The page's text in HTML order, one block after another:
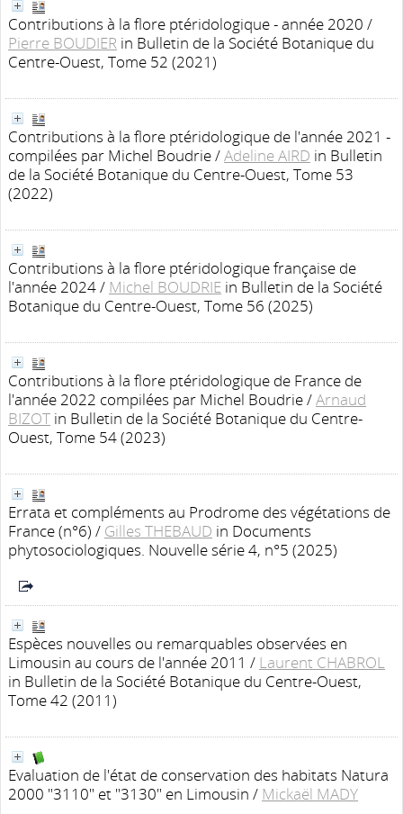
Contributions à la flore ptéridologique - année 2020 /
Pierre BOUDIER in Bulletin de la Société Botanique du
Centre-Ouest, Tome 52 (2021)
Contributions à la flore ptéridologique de l'année 2021 -
compilées par Michel Boudrie/Adeline AIRD in Bulletin
de la Société Botanique du Centre-Ouest, Tome 53
(2022)
Contributions à la flore ptéridologique française de
l'année 2024/ Michel BOUDRIE in Bulletin de la Société
Botanique du Centre-Ouest, Tome 56 (2025)
Contributions à la flore ptéridologique de France de
l'année 2022 compilées par Michel Boudrie/Arnaud
BIZOT in Bulletin de la Société Botanique du Centre-
Ouest, Tome 54 (2023)
Errata et compléments au Prodrome des végétations de
France (n°6) / Gilles THEBAUD in Documents
phytosociologiques. Nouvelle série 4, n°5 (2025)
Espèces nouvelles ou remarquables observées en
Limousin au cours de l'année 2011 / Laurent CHABROL
in Bulletin de la Société Botanique du Centre-Ouest,
Tome 42 (2011)
Evaluation de l'état de conservation des habitats Natura
2000 "3110" et "3130" en Limousin / Mickaël MADY